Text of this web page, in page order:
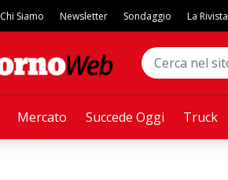
Mercato Succede Oggi Truck
Chi Siamo Newsletter Sondaggio La Rivista